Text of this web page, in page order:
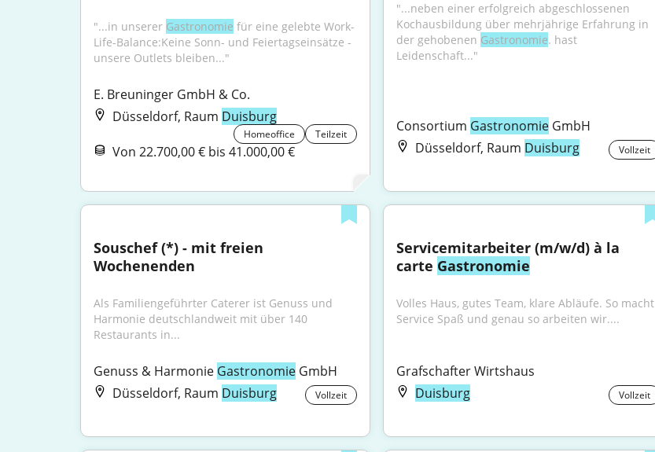
"...in unserer Gastronomie für eine gelebte Work-
Life-Balance:Keine Sonn- und Feiertagseinsätze -
unsere Outlets bleiben..."
E. Breuninger GmbH & Co.
Düsseldorf, Raum Duisburg
Homeoffice Teilzeit
Von 22.700,00 € bis 41.000,00 €
"...neben einer erfolgreich abgeschlossenen
Kochausbildung über mehrjährige Erfahrung in
der gehobenen Gastronomie. hast
Leidenschaft..."
Consortium Gastronomie GmbH
Düsseldorf, Raum Duisburg Vollzeit
Souschef (*) - mit freien
Wochenenden
Als Familiengeführter Caterer ist Genuss und
Harmonie deutschlandweit mit über 140
Restaurants in...
Genuss & Harmonie Gastronomie GmbH
Düsseldorf, Raum Duisburg Vollzeit
Servicemitarbeiter (m/w/d) à la
carte Gastronomie
Volles Haus, gutes Team, klare Abläufe. So macht
Service Spaß und genau so arbeiten wir....
Grafschafter Wirtshaus
Duisburg
Vollzeit